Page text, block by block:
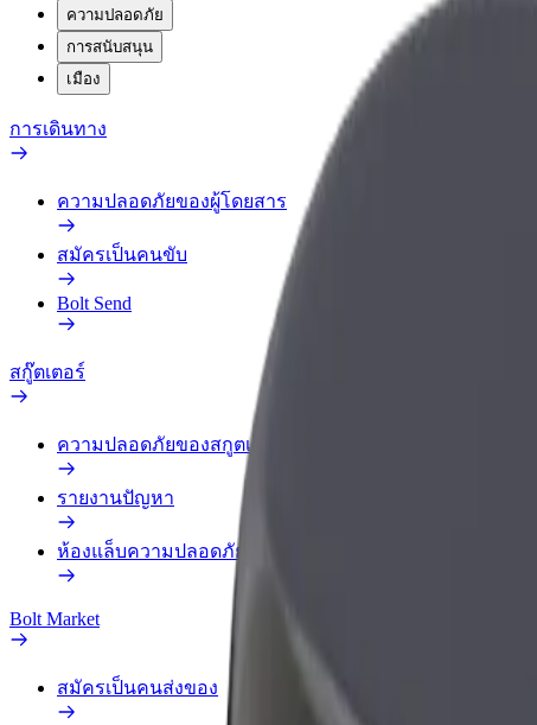
ความปลอดภัย
การสนับสนุน
เมือง
การเดินทาง
ความปลอดภัยของผู้โดยสาร
สมัครเป็นคนขับ
Bolt Send
สกู๊ตเตอร์
ความปลอดภัยของสกูตเตอร์
รายงานปัญหา
ห้องแล็บความปลอดภัย
Bolt Market
สมัครเป็นคนส่งของ